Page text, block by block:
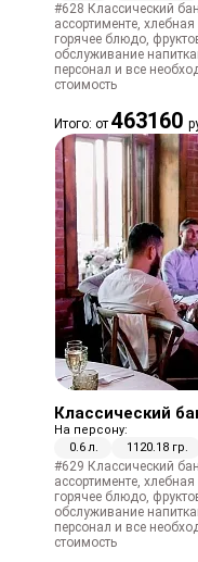
#628 Классический
ассортименте,
горячее блюдо,
обслуживание
персонал и все
стоимость
Итого: от 463160
Классический
На персону:
0.6 л.
1120.18 гр.
#629 Классический
ассортименте,
горячее блюдо,
обслуживание
персонал и все
стоимость